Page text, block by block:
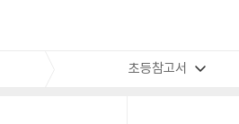
초등참고서